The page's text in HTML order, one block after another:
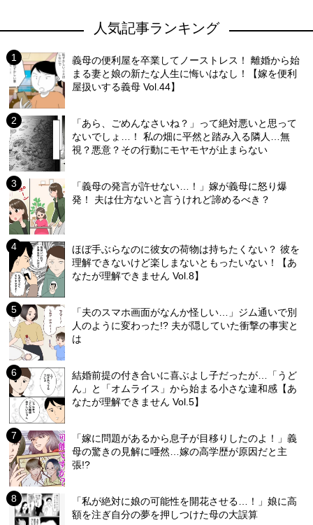
人気記事ランキング
義母の便利屋を卒業してノーストレス！ 離婚から始
まる妻と娘の新たな人生に悔いはなし！【嫁を便利
屋扱いする義母 Vol.44】
「あら、ごめんなさいね？」って絶対悪いと思って
ないでしょ…！ 私の畑に平然と踏み入る隣人…無
視？悪意？その行動にモヤモヤが止まらない
「義母の発言が許せない…！」嫁が義母に怒り爆
発！ 夫は仕方ないと言うけれど諦めるべき？
ほぼ手ぶらなのに彼女の荷物は持ちたくない？ 彼を
理解できないけど楽しまないともったいない！【あ
なたが理解できません Vol.8】
「夫のスマホ画面がなんか怪しい…」ジム通いで別
人のように変わった!? 夫が隠していた衝撃の事実と
は
結婚前提の付き合いに喜ぶよし子だったが…「うど
ん」と「オムライス」から始まる小さな違和感【あ
なたが理解できません Vol.5】
「嫁に問題があるから息子が目移りしたのよ！」義
母の驚きの見解に唖然…嫁の高学歴が原因だと主
張!?
「私が絶対に娘の可能性を開花させる…！」娘に高
額を注ぎ自分の夢を押しつけた母の大誤算